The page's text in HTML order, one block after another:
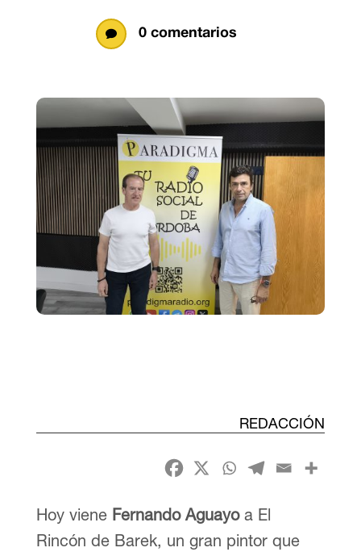
 0 comentarios
REDACCIÓN
Hoy vieneFernando Aguayoa El
Rincón de Barek, un gran pintor que